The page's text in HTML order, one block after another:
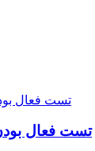
تست فعال